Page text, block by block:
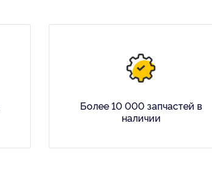
Более 10 000 запчастей в
наличии